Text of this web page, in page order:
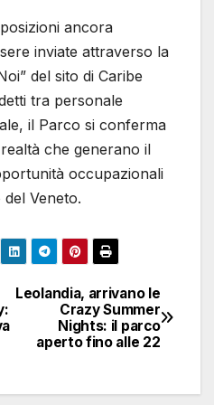
ancora
inviate attraverso la
del sito di Caribe
tra personale
il Parco si conferma
che generano il
occupazionali
Veneto.
Leolandia, arrivano le
Crazy Summer
Nights: il parco
aperto fino alle 22